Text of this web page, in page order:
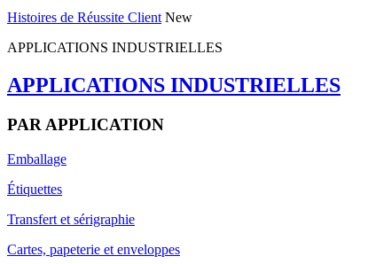
Histoires de Réussite Client New
APPLICATIONS INDUSTRIELLES
APPLICATIONS INDUSTRIELLES
PAR APPLICATION
Emballage
Étiquettes
Transfert et sérigraphie
Cartes, papeterie et enveloppes